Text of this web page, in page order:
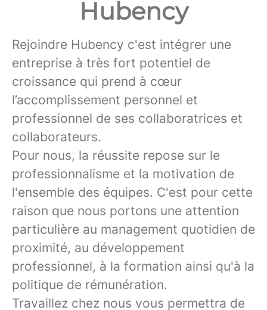
Hubency
Rejoindre Hubency c'est intégrer une
entreprise à très fort potentiel de
croissance qui prend à cœur
l’accomplissement personnel et
professionnel de ses collaboratrices et
collaborateurs.
Pour nous, la réussite repose sur le
professionnalisme et la motivation de
l'ensemble des équipes. C'est pour cette
raison que nous portons une attention
particulière au management quotidien de
proximité, au développement
professionnel, à la formation ainsi qu'à la
politique de rémunération.
Travaillez chez nous vous permettra de